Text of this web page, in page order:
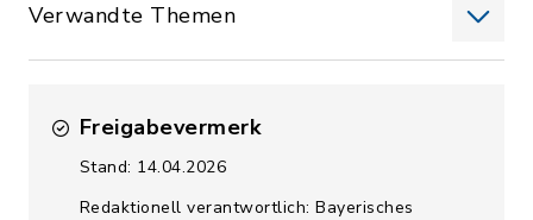
Verwandte Themen
Freigabevermerk
Stand: 14.04.2026
Redaktionell verantwortlich: Bayerisches